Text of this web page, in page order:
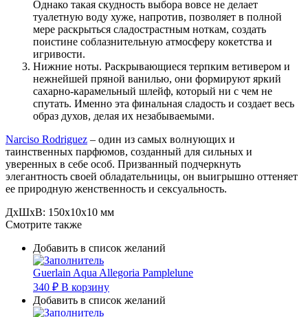
Однако такая скудность выбора вовсе не делает
туалетную воду хуже, напротив, позволяет в полной
мере раскрыться сладострастным ноткам, создать
поистине соблазнительную атмосферу кокетства и
игривости.
Нижние ноты. Раскрывающиеся терпким ветивером и
нежнейшей пряной ванилью, они формируют яркий
сахарно-карамельный шлейф, который ни с чем не
спутать. Именно эта финальная сладость и создает весь
образ духов, делая их незабываемыми.
Narciso Rodriguez – один из самых волнующих и
таинственных парфюмов, созданный для сильных и
уверенных в себе особ. Призванный подчеркнуть
элегантность своей обладательницы, он выигрышно оттеняет
ее природную женственность и сексуальность.
ДxШxВ: 150x10x10 мм
Смотрите также
Добавить в список желаний
Guerlain Aqua Allegoria Pamplelune
340 ₽ В корзину
Добавить в список желаний